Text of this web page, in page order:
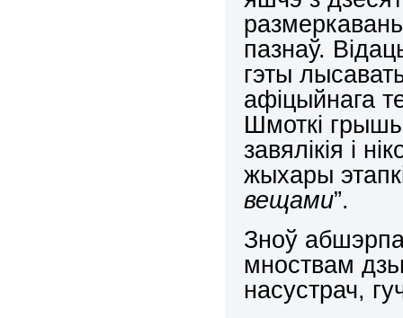
пазнаў.
гэты
афіцыйнага
Шмоткі
завялікія і
жыхары
вещами”.
Зноў
мноствам
насустрач,